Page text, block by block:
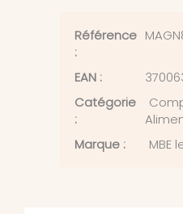
Référence
:
EAN :
Catégorie
:
Marque :
MBE